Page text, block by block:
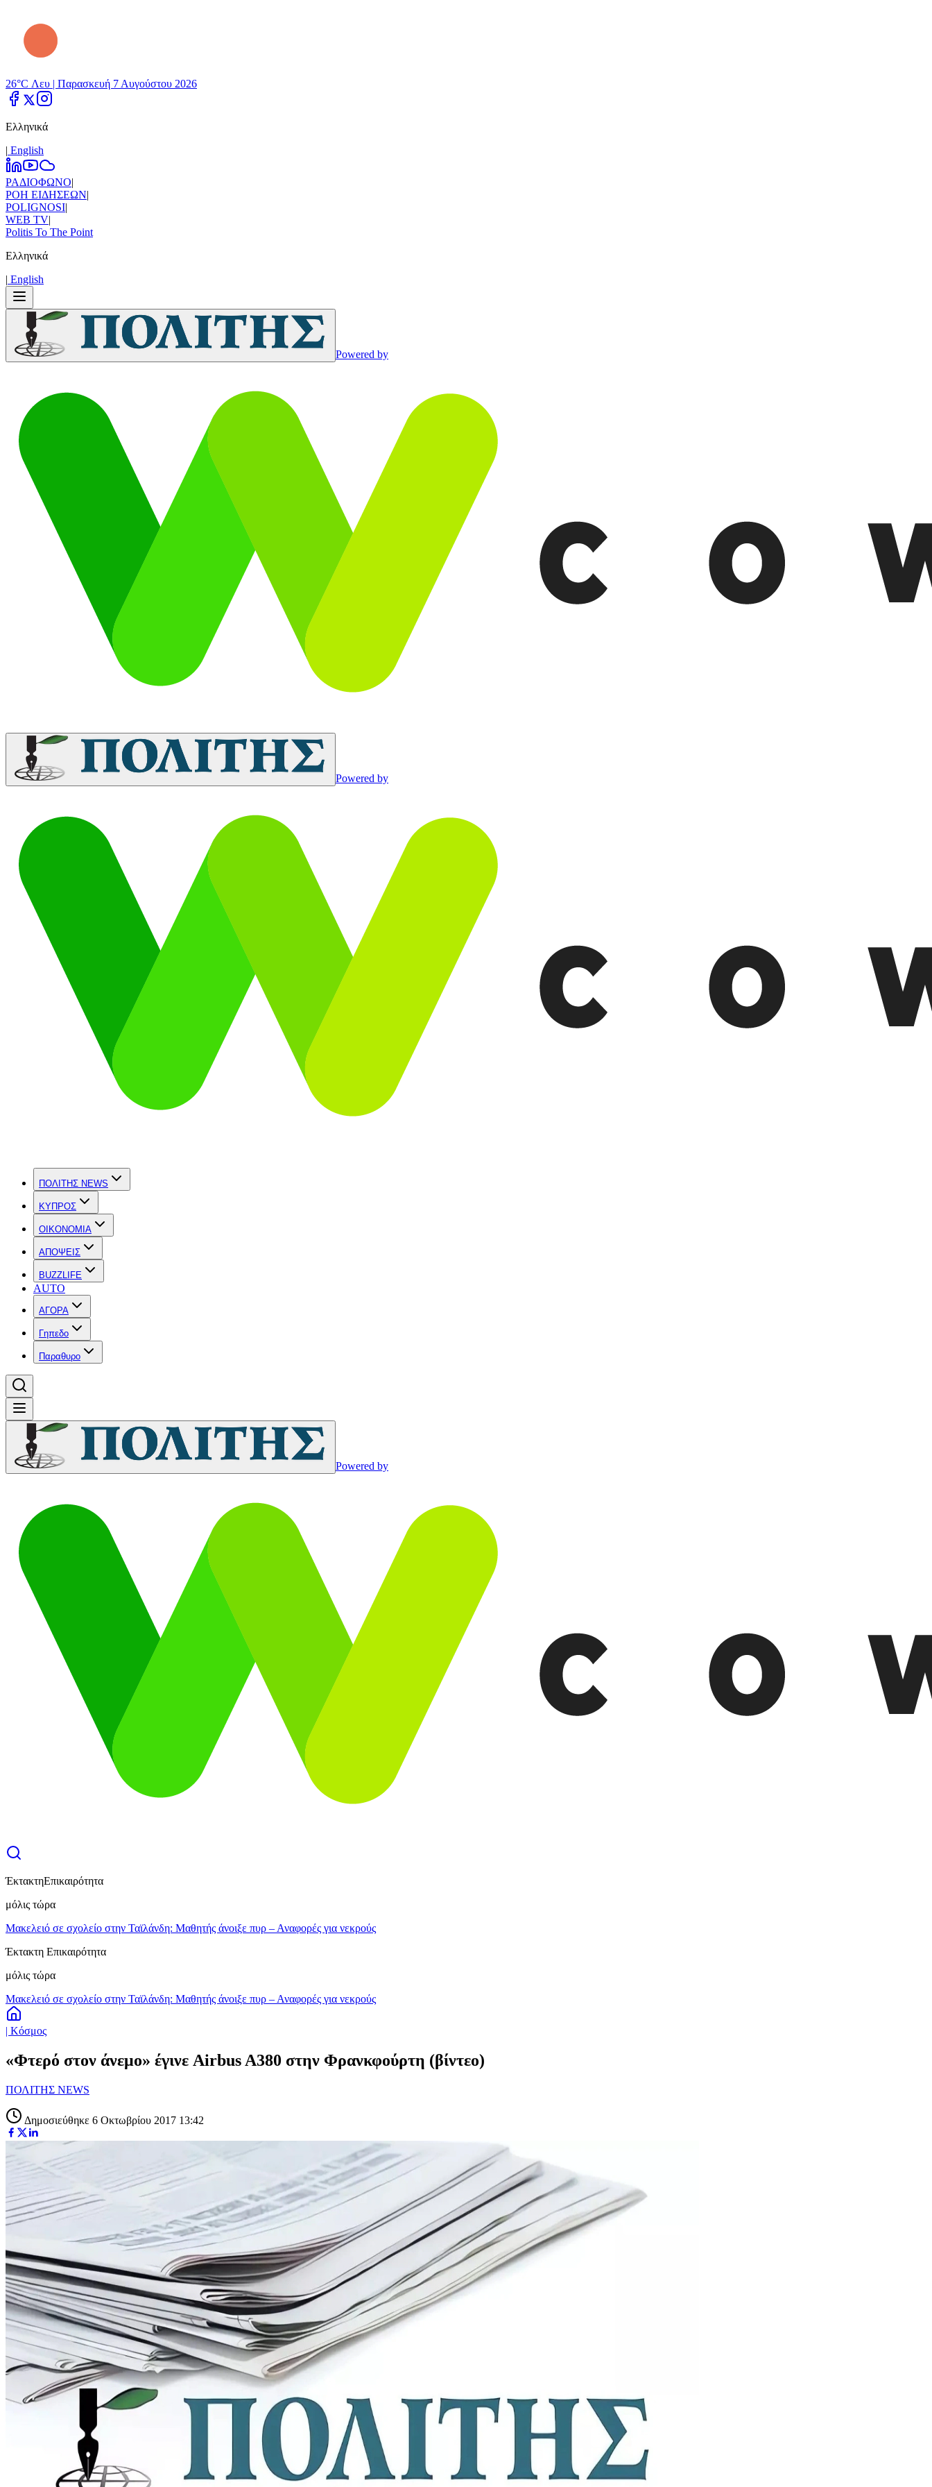
26°C Λευ | Παρασκευή 7 Αυγούστου 2026
Ελληνικά
| Εnglish
ΡΑΔΙΟΦΩΝΟ|
ΡΟΗ ΕΙΔΗΣΕΩΝ|
POLIGNOSI|
WEB TV|
Politis To The Point
Ελληνικά
| Εnglish
Powered by
Powered by
ΠΟΛΙΤΗΣ NEWS
ΚΥΠΡΟΣ
OIKONOMIA
ΑΠΟΨΕΙΣ
BUZZLIFE
AUTO
ΑΓΟΡΑ
Γηπεδο
Παραθυρο
Powered by
ΈκτακτηΕπικαιρότητα
μόλις τώρα
Μακελειό σε σχολείο στην Ταϊλάνδη: Μαθητής άνοιξε πυρ – Αναφορές για νεκρούς
Έκτακτη Επικαιρότητα
μόλις τώρα
Μακελειό σε σχολείο στην Ταϊλάνδη: Μαθητής άνοιξε πυρ – Αναφορές για νεκρούς
| Κόσμος
«Φτερό στον άνεμο» έγινε Airbus A380 στην Φρανκφούρτη (βίντεο)
ΠΟΛΙΤΗΣ NEWS
Δημοσιεύθηκε 6 Οκτωβρίου 2017 13:42